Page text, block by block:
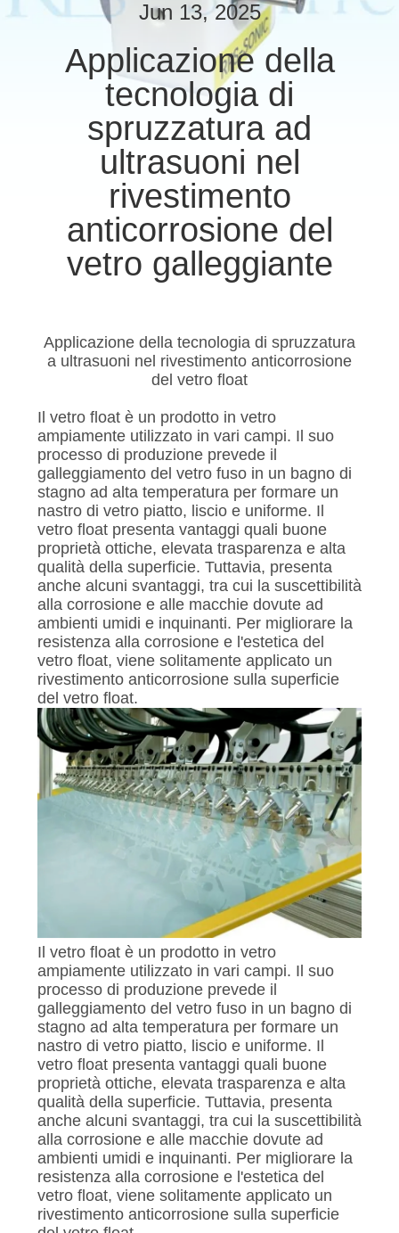
CONTROLLO
QUALITÀ
CONTATTICI
NOTIZIE
SITO
POLITICA
SULLA
PRIVACY
Jun 13, 2025
Applicazione della
tecnologia di
spruzzatura ad
ultrasuoni nel
rivestimento
anticorrosione del
vetro galleggiante
Applicazione della tecnologia di spruzzatura
a ultrasuoni nel rivestimento anticorrosione
del vetro float
Il vetro float è un prodotto in vetro
ampiamente utilizzato in vari campi. Il suo
processo di produzione prevede il
galleggiamento del vetro fuso in un bagno di
stagno ad alta temperatura per formare un
nastro di vetro piatto, liscio e uniforme. Il
vetro float presenta vantaggi quali buone
proprietà ottiche, elevata trasparenza e alta
qualità della superficie. Tuttavia, presenta
anche alcuni svantaggi, tra cui la suscettibilità
alla corrosione e alle macchie dovute ad
ambienti umidi e inquinanti. Per migliorare la
resistenza alla corrosione e l'estetica del
vetro float, viene solitamente applicato un
rivestimento anticorrosione sulla superficie
del vetro float.
Il vetro float è un prodotto in vetro
ampiamente utilizzato in vari campi. Il suo
processo di produzione prevede il
galleggiamento del vetro fuso in un bagno di
stagno ad alta temperatura per formare un
nastro di vetro piatto, liscio e uniforme. Il
vetro float presenta vantaggi quali buone
proprietà ottiche, elevata trasparenza e alta
qualità della superficie. Tuttavia, presenta
anche alcuni svantaggi, tra cui la suscettibilità
alla corrosione e alle macchie dovute ad
ambienti umidi e inquinanti. Per migliorare la
resistenza alla corrosione e l'estetica del
vetro float, viene solitamente applicato un
rivestimento anticorrosione sulla superficie